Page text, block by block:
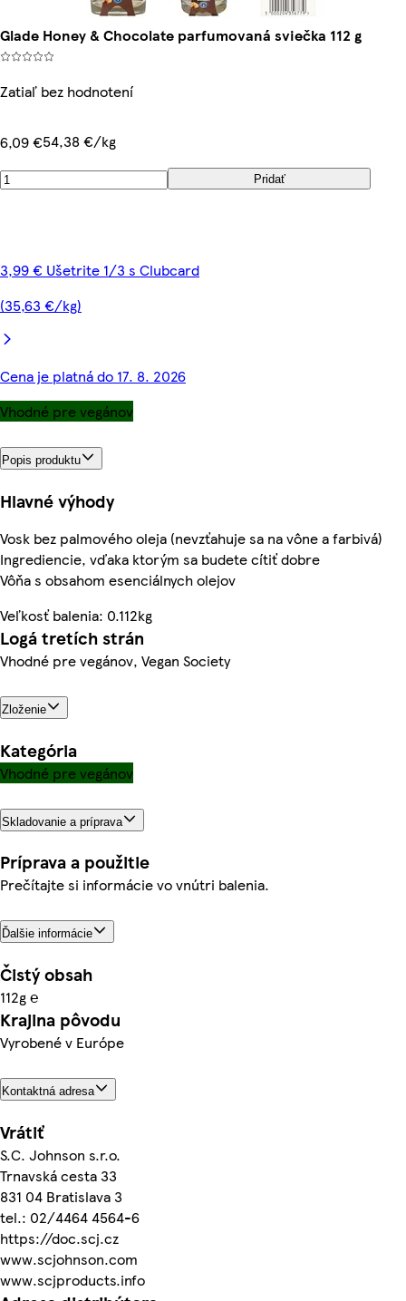
Glade Honey & Chocolate parfumovaná sviečka 112 g
Zatiaľ bez hodnotení
6,09 €54,38 €/kg
Pridať
3,99 € Ušetrite 1/3 s Clubcard
(35,63 €/kg)
Cena je platná do 17. 8. 2026
Vhodné pre vegánov
Popis produktu
Hlavné výhody
Vosk bez palmového oleja (nevzťahuje sa na vône a farbivá)
Ingrediencie, vďaka ktorým sa budete cítiť dobre
Vôňa s obsahom esenciálnych olejov
Veľkosť balenia: 0.112kg
Logá tretích strán
Vhodné pre vegánov, Vegan Society
Zloženie
Kategória
Vhodné pre vegánov
Skladovanie a príprava
Príprava a použitie
Prečítajte si informácie vo vnútri balenia.
Ďalšie informácie
Čistý obsah
112g ℮
Krajina pôvodu
Vyrobené v Európe
Kontaktná adresa
Vrátiť
S.C. Johnson s.r.o.
Trnavská cesta 33
831 04 Bratislava 3
tel.: 02/4464 4564-6
https://doc.scj.cz
www.scjohnson.com
www.scjproducts.info